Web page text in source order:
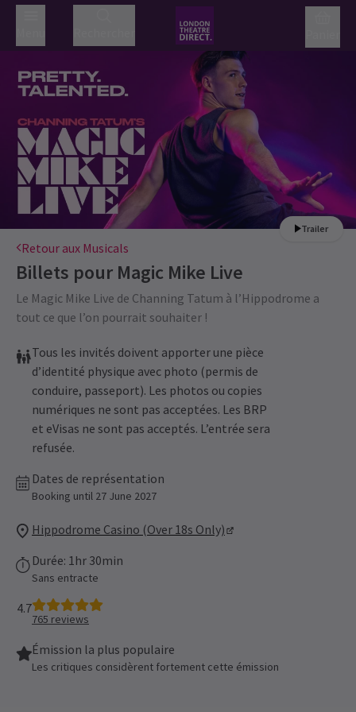
Trailer
Retour aux Musicals
Billets pour Magic Mike Live
Le Magic Mike Live de Channing Tatum à l’Hippodrome a
tout ce que l’on pourrait souhaiter !
Tous les invités doivent apporter une pièce
d’identité physique avec photo (permis de
conduire, passeport). Les photos ou copies
numériques ne sont pas acceptées. Les BRP
et eVisas ne sont pas acceptés. L’entrée sera
refusée.
Dates de représentation
Booking until 27 June 2027
Hippodrome Casino (Over 18s Only)
Durée: 1hr 30min
Sans entracte
4.7
765 reviews
Émission la plus populaire
Les critiques considèrent fortement cette émission